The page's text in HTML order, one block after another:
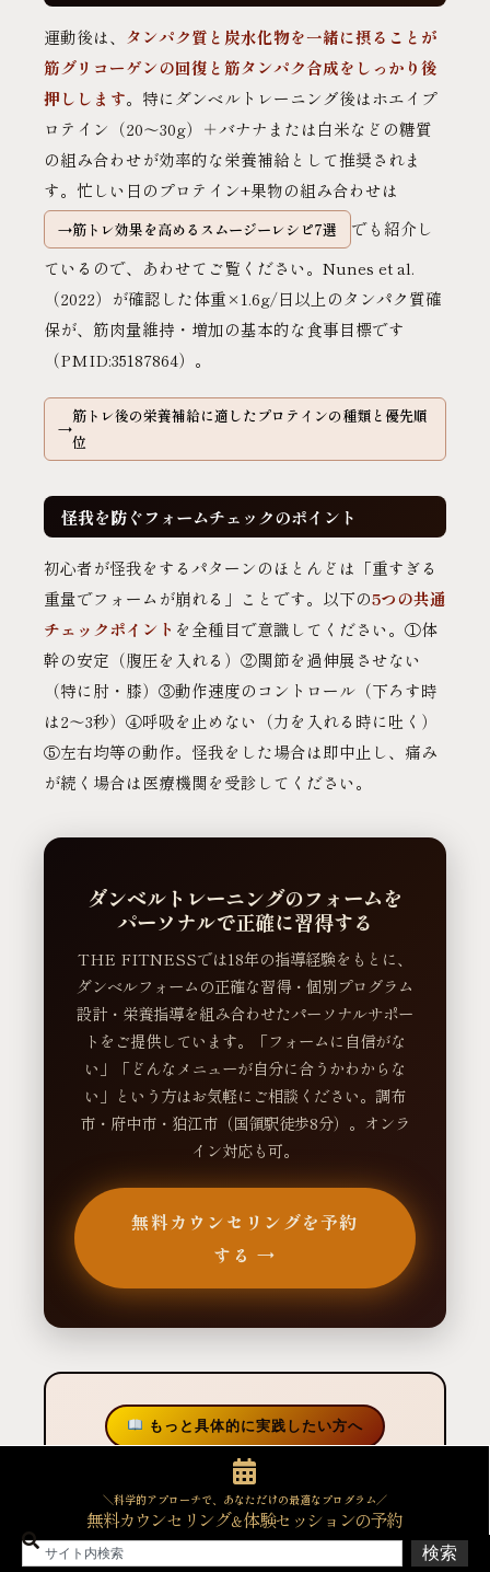
運動後は、 タンパク質と炭水化物を一緒に摂ることが
筋グリコーゲンの回復と筋タンパク合成をしっかり後
押しします。特にダンベルトレーニング後はホエイプ
ロテイン（20〜30g）＋バナナまたは白米などの糖質
の組み合わせが効率的な栄養補給として推奨されま
す。忙しい日のプロテイン+果物の組み合わせは
筋トレ効果を高めるスムージーレシピ7選
でも紹介し
ているので、あわせてご覧ください。Nunes et al.
（2022）が確認した体重×1.6g/日以上のタンパク質確
保が、筋肉量維持・増加の基本的な食事目標です
（PMID:35187864）。
筋トレ後の栄養補給に適したプロテインの種類と優先順
位
怪我を防ぐフォームチェックのポイント
初心者が怪我をするパターンのほとんどは「重すぎる
重量でフォームが崩れる」ことです。以下の5つの共通
チェックポイント を全種目で意識してください。①体
幹の安定（腹圧を入れる）②関節を過伸展させない
（特に肘・膝）③動作速度のコントロール（下ろす時
は2〜3秒）④呼吸を止めない（力を入れる時に吐く）
⑤左右均等の動作。怪我をした場合は即中止し、痛み
が続く場合は医療機関を受診してください。
ダンベルトレーニングのフォームを
パーソナルで正確に習得する
THE FITNESSでは18年の指導経験をもとに、
ダンベルフォームの正確な習得・個別プログラム
設計・栄養指導を組み合わせたパーソナルサポー
トをご提供しています。「フォームに自信がな
い」「どんなメニューが自分に合うかわからな
い」という方はお気軽にご相談ください。調布
市・府中市・狛江市（国領駅徒歩8分）。オンラ
イン対応も可。
無料カウンセリングを予約
する →
もっと具体的に実践したい方へ
【月2回更新・第1土曜と第3土曜】理想の体と
健康を最短で手に入れる実践ノウハウをお届け
する月額限定マガジンです。900記事以上の執
筆実績とデータに基づき、ネットの一般論では
＼科学的アプローチで、あなただけの最適なプログラム／
無料カウンセリング＆体験セッションの予約
検索